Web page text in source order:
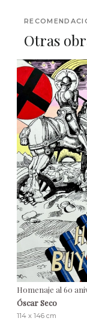
Otras
Homenaje al 60
Óscar Seco
114 x 146 cm